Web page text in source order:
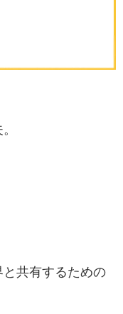
共有するための